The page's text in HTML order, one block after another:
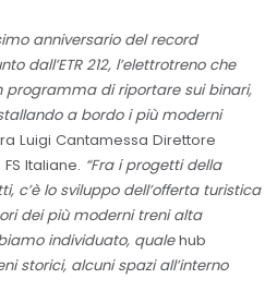
anniversario del record
dall’ETR 212, l’elettrotreno che
programma di riportare sui binari,
a bordo i più moderni
Luigi Cantamessa Direttore
Italiane. “Fra i progetti della
c’è lo sviluppo dell’offerta turistica
dei più moderni treni alta
individuato, qualehub
storici, alcuni spazi all’interno